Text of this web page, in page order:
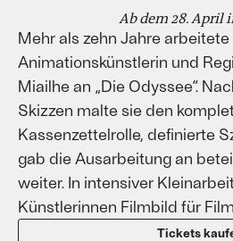
Ab dem 28. April
Mehr als zehn Jahre
Animationskünstlerin und
Miailhe an „Die Odyssee“.
Skizzen malte sie den
Kassenzettelrolle, definierte
gab die Ausarbeitung an
weiter. In intensiver
Künstlerinnen Filmbild für
Tickets